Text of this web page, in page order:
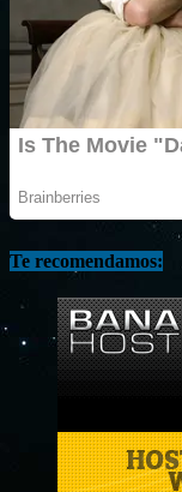
Te recomendamos: